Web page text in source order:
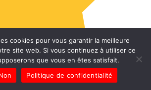
cookies pour vous garantir la meilleure
site web. Si vous continuez à utiliser ce
que vous en êtes satisfait.
Politique de confidentialité